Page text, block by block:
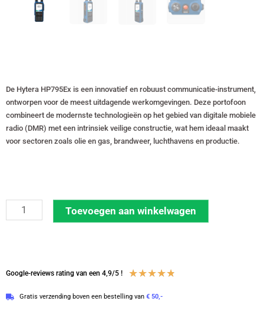
De Hytera HP795Ex is een innovatief en robuust communicatie-instrument,
ontworpen voor de meest uitdagende werkomgevingen. Deze portofoon
combineert de modernste technologieën op het gebied van digitale mobiele
radio (DMR) met een intrinsiek veilige constructie, wat hem ideaal maakt
voor sectoren zoals olie en gas, brandweer, luchthavens en productie.
Hytera
HP795
UHF
|
Toevoegen aan winkelwagen
Google-reviews rating van een 4,9/5 ! ★★★★★
Gratis verzending boven een bestelling van € 50,-